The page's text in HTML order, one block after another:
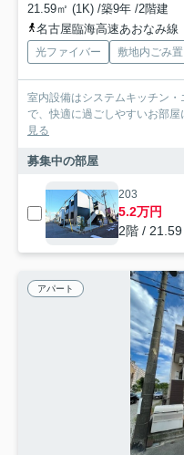
21.59㎡ (1K) /築9年 /2階建
名古屋臨海高速あおなみ線
光ファイバー 敷地内ごみ
室内設備はシステムキッチン
で、快適に過ごしやすいお部
見る
募集中の部屋
203
5.2万円
2階 /
アパート